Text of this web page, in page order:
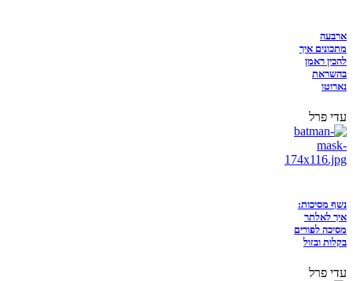
ארבעה
מתכונים איך
להכין ראמן
בהשראת
נארוטו
עדי פרל
נשף מסיכות:
איך לאלתר
מסיכה לפורים
בקלות ובזול
עדי פרל